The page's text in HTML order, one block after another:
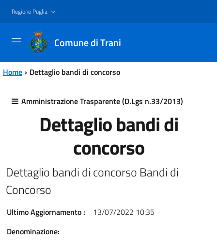
Vai al contenuto principale
Vai al menu principale
Regione Puglia
Comune di Trani
Home Dettaglio bandi di concorso
Amministrazione Trasparente (D.Lgs n.33/2013)
Dettaglio bandi di
concorso
Dettaglio bandi di concorso Bandi di
Concorso
Ultimo Aggiornamento :
13/07/2022 10:35
Denominazione: